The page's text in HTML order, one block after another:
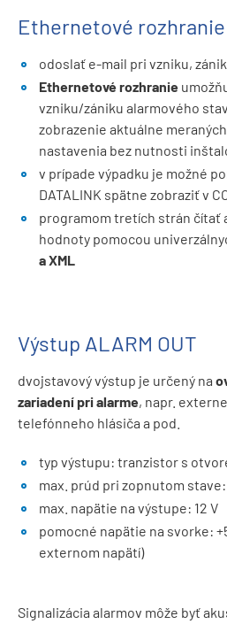
Ethernetové
odoslať e-mail pri vzniku,
Ethernetové rozhranie
vzniku/zániku alarmového
zobrazenie aktuálne
nastavenia bez nutnosti
v prípade výpadku je možné
DATALINK spätne zobraziť v
programom tretích strán čítať
hodnoty pomocou
a XML
Výstup ALARM OUT
dvojstavový výstup je určený na
zariadení pri alarme, napr.
telefónneho hlásiča a pod.
typ výstupu: tranzistor s
max. prúd pri zopnutom stave:
max. napätie na výstupe: 12 V
pomocné napätie na svorke:
externom napätí)
Signalizácia alarmov môže byť